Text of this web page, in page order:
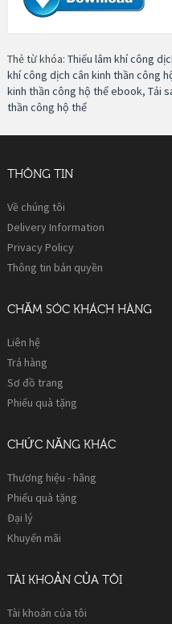
Thẻ từ khóa: Thiếu lâm khí công
khí công dịch cân kinh thần công
kinh thần công hộ thể ebook, Tải
thần công hộ thể
THÔNG TIN
Về chúng tôi
Delivery Information
Privacy Policy
Thông tin bản quyền
CHĂM SÓC KHÁCH HÀNG
Liên hệ
Trả hàng
Sơ đồ trang
Phiếu quà tặng
CHỨC NĂNG KHÁC
Thương hiệu - hãng
Phiếu quà tặng
Đại lý
Khuyến mãi
TÀI KHOẢN CỦA TÔI
Tài khoản của tôi